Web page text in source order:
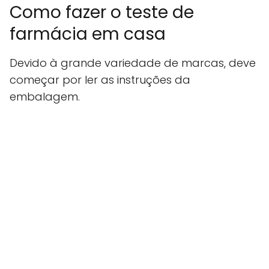
Como fazer o teste de
farmácia em casa
Devido à grande variedade de marcas, deve
começar por ler as instruções da
embalagem.